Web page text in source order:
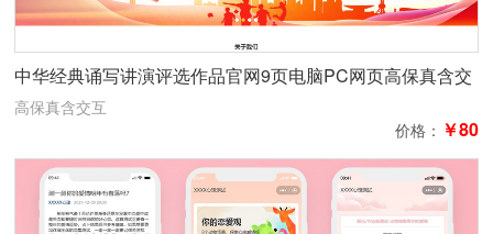
中华经典诵写讲演评选作品官网9页电脑PC网页高保真含交
互
高保真含交互
价格： ￥80